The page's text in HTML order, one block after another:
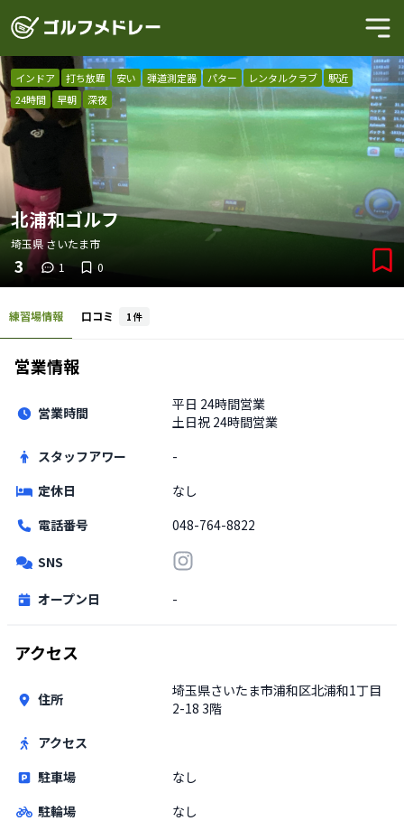
インドア 打ち放題 安い 弾道測定器 パター レンタルクラブ
駅近
24時間
早朝 深夜
北浦和ゴルフ
埼玉県 さいたま市
3 1 0
練習場情報 口コミ 1 件
営業情報
営業時間 平日 24時間営業
土日祝 24時間営業
スタッフアワー
-
定休日
なし
電話番号
048-764-8822
SNS
オープン日 -
アクセス
住所
埼玉県さいたま市浦和区北浦和1丁目
2-18 3階
アクセス
駐車場
なし
駐輪場
なし